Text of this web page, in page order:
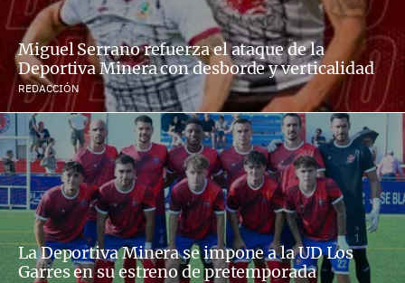
Miguel Serrano refuerza el ataque de la
Deportiva Minera con desborde y verticalidad
REDACCIÓN
La Deportiva Minera se impone a la UD Los
Garres en su estreno de pretemporada